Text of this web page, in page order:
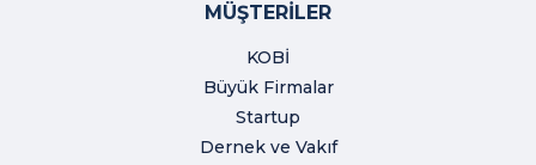
MÜŞTERİLER
KOBİ
Büyük Firmalar
Startup
Dernek ve Vakıf